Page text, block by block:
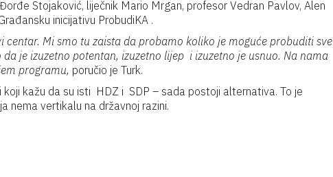
Stojaković, liječnik Mario Mrgan, profesor Vedran Pavlov, Alen
inicijativu ProbudiKA .
centar. Mi smo tu zaista da probamo koliko je moguće probuditi sve
je izuzetno potentan, izuzetno lijep i izuzetno je usnuo. Na nama
programu, poručio je Turk.
kažu da su isti HDZ i SDP – sada postoji alternativa. To je
nema vertikalu na državnoj razini.